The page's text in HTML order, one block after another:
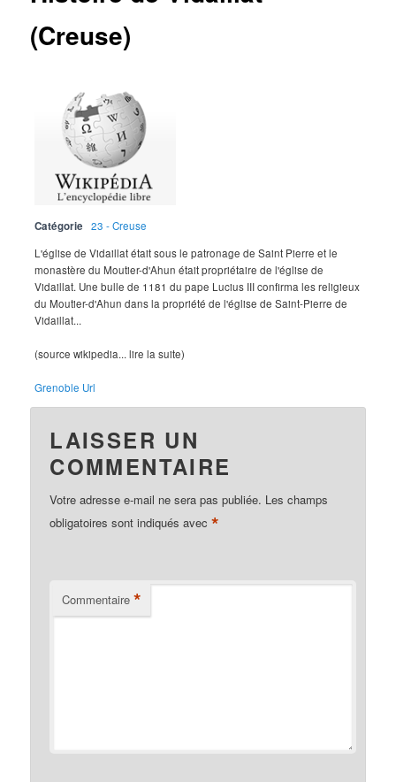
(Creuse)
Catégorie
23 - Creuse
L'église de Vidaillat était sous le patronage de Saint Pierre et le
monastère du Moutier-d'Ahun était propriétaire de l'église de
Vidaillat. Une bulle de 1181 du pape Lucius III confirma les religieux
du Moutier-d'Ahun dans la propriété de l'église de Saint-Pierre de
Vidaillat...
(source wikipedia... lire la suite)
Grenoble Url
LAISSER UN
COMMENTAIRE
Votre adresse e-mail ne sera pas publiée. Les champs
obligatoires sont indiqués avec*
Commentaire *